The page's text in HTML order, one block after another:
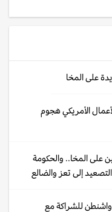
على المخا
الأمريكي هجوم
على المخا.. والحكومة
إلى تعز والضالع
واشنطن للشراكة مع